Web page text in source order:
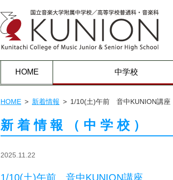
HOME 中学校
HOME 新着情報 1/10(土)午前 音中KUNION講座
新着情報（中学校）
2025.11.22
1/10(土)午前 音中KUNION講座